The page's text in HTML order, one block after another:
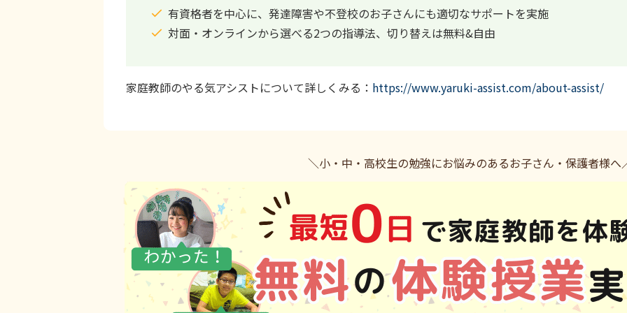
有資格者を中心に、発達障害や不登校のお子さんにも適切なサポートを実施
対面・オンラインから選べる2つの指導法、切り替えは無料&自由
家庭教師のやる気アシストについて詳しくみる： https://www.yaruki-assist.com/about-assist/
＼小・中・高校生の勉強にお悩みのあるお子さん・保護者様へ